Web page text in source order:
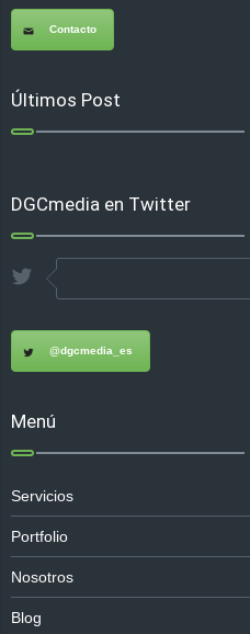
Contacto
Últimos Post
DGCmedia en Twitter
@dgcmedia_es
Menú
Servicios
Portfolio
Nosotros
Blog